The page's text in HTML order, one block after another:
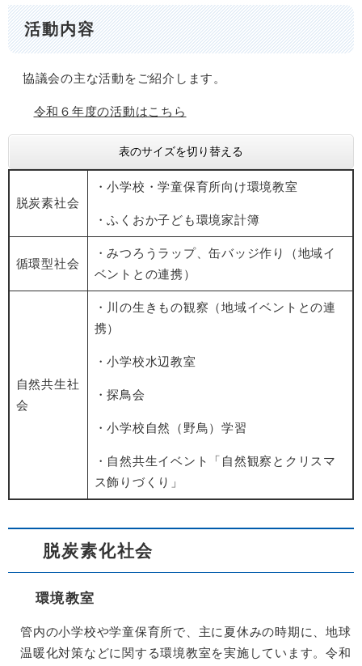
活動内容
協議会の主な活動をご紹介します。
令和６年度の活動はこちら
表のサイズを切り替える
脱炭素社会
・小学校・学童保育所向け環境教室
・ふくおか子ども環境家計簿
循環型社会
・みつろうラップ、缶バッジ作り（地域イ
ベントとの連携）
自然共生社
会
・川の生きもの観察（地域イベントとの連
携）
・小学校水辺教室
・探鳥会
・小学校自然（野鳥）学習
・自然共生イベント「自然観察とクリスマ
ス飾りづくり」
脱炭素化社会
環境教室
管内の小学校や学童保育所で、主に夏休みの時期に、地球
温暖化対策などに関する環境教室を実施しています。令和